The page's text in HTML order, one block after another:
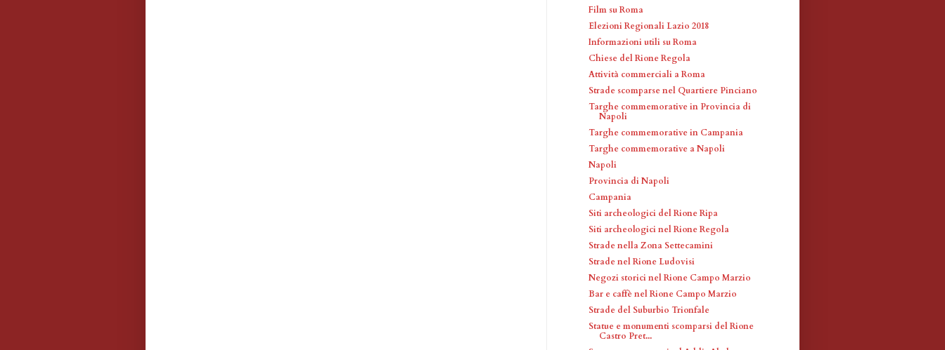
Film su Roma
Elezioni Regionali Lazio 2018
Informazioni utili su Roma
Chiese del Rione Regola
Attività commerciali a Roma
Strade scomparse nel Quartiere Pinciano
Targhe commemorative in Provincia di
Napoli
Targhe commemorative in Campania
Targhe commemorative a Napoli
Napoli
Provincia di Napoli
Campania
Siti archeologici del Rione Ripa
Siti archeologici nel Rione Regola
Strade nella Zona Settecamini
Strade nel Rione Ludovisi
Negozi storici nel Rione Campo Marzio
Bar e caffè nel Rione Campo Marzio
Strade del Suburbio Trionfale
Statue e monumenti scomparsi del Rione
Castro Pret...